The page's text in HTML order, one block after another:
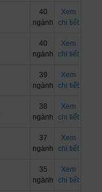
40
ngành
Xem
chi tiết
40
ngành
Xem
chi tiết
39
ngành
Xem
chi tiết
38
ngành
Xem
chi tiết
37
ngành
Xem
chi tiết
35
ngành
Xem
chi tiết